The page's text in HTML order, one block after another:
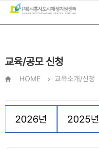
교육/공모 신청
HOME 교육소개/신청
2026년 2025년